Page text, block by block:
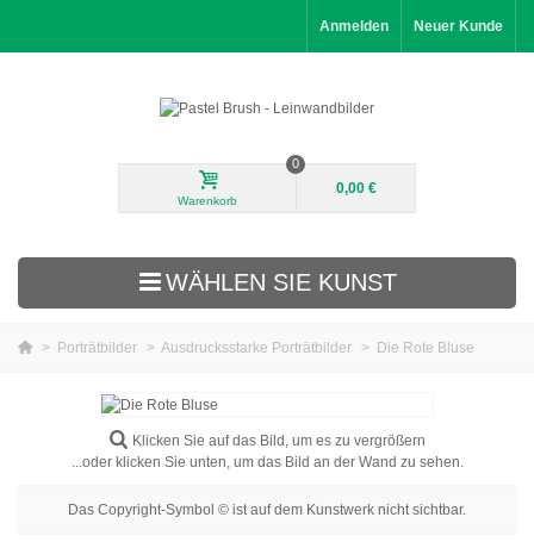
Anmelden Neuer Kunde
Warenkorb
0
0,00 €
WÄHLEN SIE KUNST
Blumenbilder
Porträtbilder
> Porträtbilder > Ausdrucksstarke Porträtbilder > Die Rote Bluse
Klicken Sie auf das Bild, um es zu vergrößern
...oder klicken Sie unten, um das Bild an der Wand zu sehen.
Das Copyright-Symbol © ist auf dem Kunstwerk nicht sichtbar.